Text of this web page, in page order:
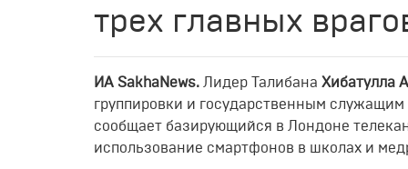
трех главных
ИА SakhaNews. Лидер Талибана Хибатулла
группировки и государственным
сообщает базирующийся в Лондоне
использование смартфонов в школах и